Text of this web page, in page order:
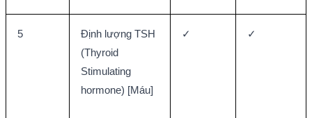
5
Định lượng TSH
(Thyroid
Stimulating
hormone) [Máu]
✓ ✓